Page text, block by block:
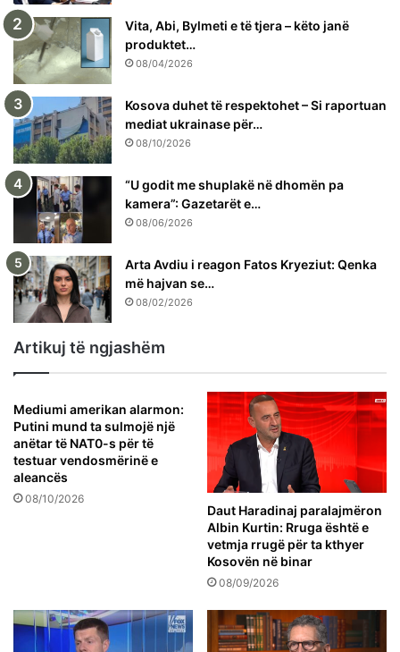
Vita, Abi, Bylmeti e të tjera – këto janë
produktet…
08/04/2026
Kosova duhet të respektohet – Si raportuan
mediat ukrainase për…
08/10/2026
“U godit me shuplakë në dhomën pa
kamera”: Gazetarët e…
08/06/2026
Arta Avdiu i reagon Fatos Kryeziut: Qenka
më hajvan se…
08/02/2026
Artikuj të ngjashëm
Mediumi amerikan alarmon:
Putini mund ta sulmojë një
anëtar të NAT0-s për të
testuar vendosmërinë e
aleancës
08/10/2026
Daut Haradinaj paralajmëron
Albin Kurtin: Rruga është e
vetmja rrugë për ta kthyer
Kosovën në binar
08/09/2026